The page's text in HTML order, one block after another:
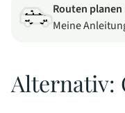
Routen
Meine
Alternativ: